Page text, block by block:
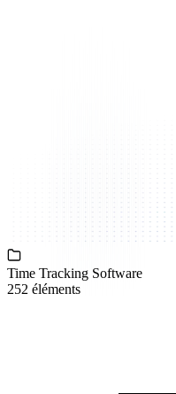
Time Tracking Software
252 éléments